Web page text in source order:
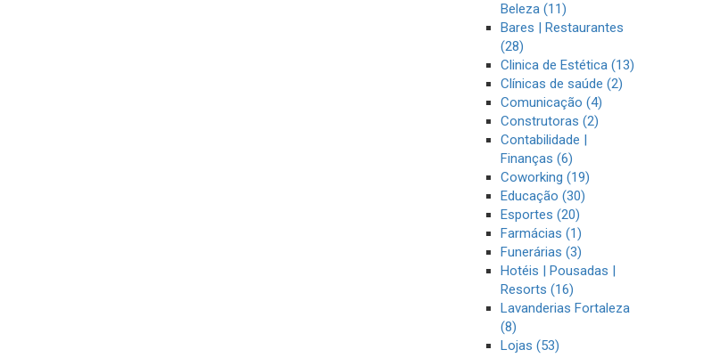
Beleza (11)
Bares | Restaurantes
(28)
Clinica de Estética (13)
Clínicas de saúde (2)
Comunicação (4)
Construtoras (2)
Contabilidade |
Finanças (6)
Coworking (19)
Educação (30)
Esportes (20)
Farmácias (1)
Funerárias (3)
Hotéis | Pousadas |
Resorts (16)
Lavanderias Fortaleza
(8)
Lojas (53)